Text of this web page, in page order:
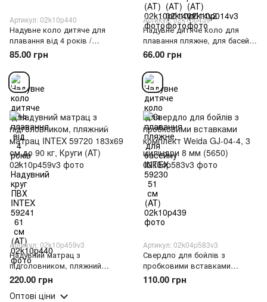
Артикул: 02k10p440
Надувне коло дитяче для
плавання від 4 років /
Надувний круг ПВХ INTEX
59241 61 см (AT)
85.00 грн
Артикул: 02k10p439
Надувне дитяче коло для
плавання пляжне, для басейну
INTEX 59230 51 см (AT)
66.00 грн
Артикул: 02k10p459v3
Надувний матрац з
підголовником, пляжний
матрац INTEX 59720 183х69 см
до 90 кг, Круги (AT)
220.00 грн
Оптові ціни
Артикул: 02k04p583v3
Свердло для бойлів з
пробковими вставками
комплект Weida GJ-04-4, 3
циліндри 8 мм (5650)
110.00 грн